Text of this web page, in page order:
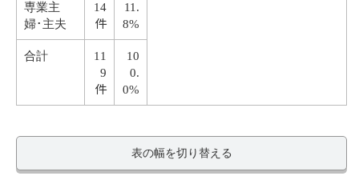
専業主
婦･主夫
14
件
11.
8%
合計
11
9
件
10
0.
0%
表の幅を切り替える